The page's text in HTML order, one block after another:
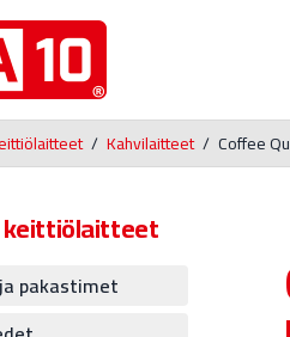
/ Kahvilaitteet / Coffee
pakastimet